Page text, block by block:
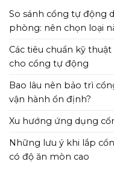
So sánh cổng tự động
phòng: nên chọn loại
Các tiêu chuẩn kỹ
cho cổng tự động
Bao lâu nên bảo trì
vận hành ổn định?
Xu hướng ứng dụng
Những lưu ý khi lắp
có độ ăn mòn cao